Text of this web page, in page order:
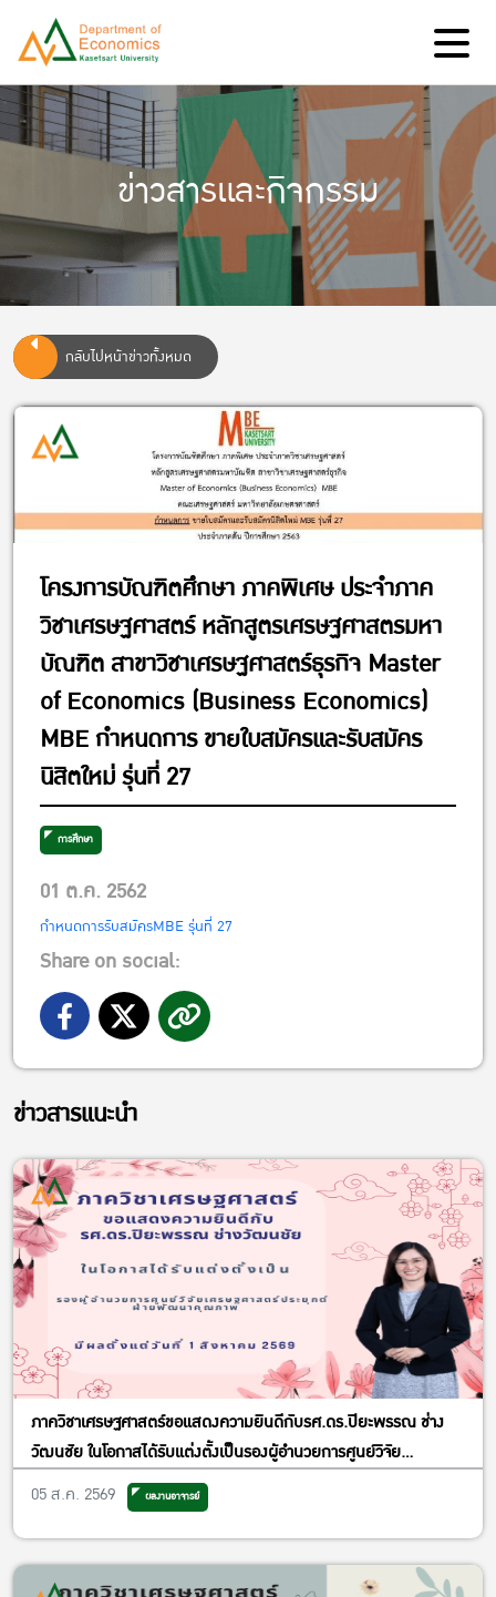
ข่าวสารและกิจกรรม
กลับไปหน้าข่าวทั้งหมด
โครงการบัณฑิตศึกษา ภาคพิเศษ ประจำภาค
วิชาเศรษฐศาสตร์ หลักสูตรเศรษฐศาสตรมหา
บัณฑิต สาขาวิชาเศรษฐศาสตร์ธุรกิจ Master
of Economics (Business Economics)
MBE กำหนดการ ขายใบสมัครและรับสมัคร
นิสิตใหม่ รุ่นที่ 27
การศึกษา
01 ต.ค. 2562
กำหนดการรับสมัครMBE รุ่นที่ 27
Share on social:
ข่าวสารแนะนำ
ภาควิชาเศรษฐศาสตร์ขอแสดงความยินดีกับรศ.ดร.ปิยะพรรณ ช่าง
วัฒนชัย ในโอกาสได้รับแต่งตั้งเป็นรองผู้อำนวยการศูนย์วิจัย
เศรษฐศาสตร์ประยุกต์ ฝ่ายพัฒนาคุณภาพ
05 ส.ค. 2569 ผลงานอาจารย์